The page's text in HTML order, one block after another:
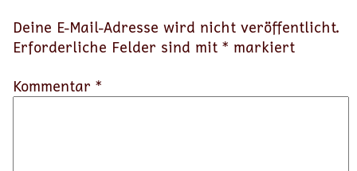
Deine E-Mail-Adresse wird nicht veröffentlicht.
Erforderliche Felder sind mit * markiert
Kommentar *